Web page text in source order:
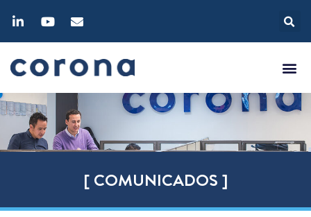
[ COMUNICADOS ]